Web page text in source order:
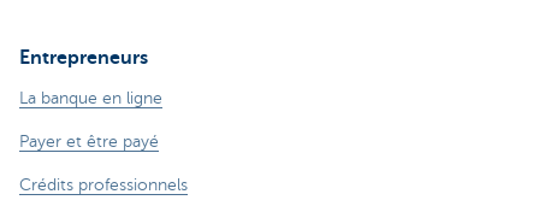
Entrepreneurs
La banque en ligne
Payer et être payé
Crédits professionnels